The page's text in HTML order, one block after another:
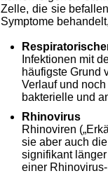
Zelle, die sie
Symptome
Infektionen mit
häufigste Grund
Verlauf und
bakterielle und
Rhinovirus
Rhinoviren
sie aber auch
signifikant
einer